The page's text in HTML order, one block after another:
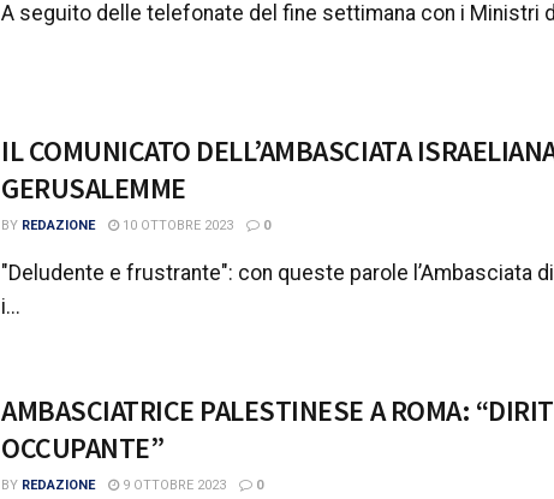
A seguito delle telefonate del fine settimana con i Ministri
IL COMUNICATO DELL’AMBASCIATA
GERUSALEMME
BY REDAZIONE 10 OTTOBRE 2023 0
"Deludente e frustrante": con queste parole l’Ambasciata
i...
AMBASCIATRICE PALESTINESE A ROMA:
OCCUPANTE”
BY REDAZIONE 9 OTTOBRE 2023 0